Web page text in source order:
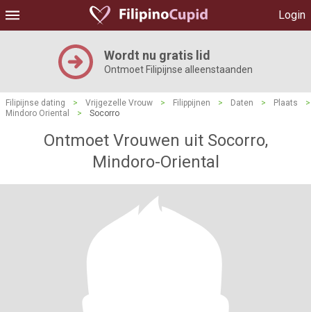
Login
Wordt nu gratis lid
Ontmoet Filipijnse alleenstaanden
Filipijnse dating > Vrijgezelle Vrouw > Filippijnen > Daten > Plaats
>
Mindoro Oriental
> Socorro
Ontmoet Vrouwen uit Socorro,
Mindoro-Oriental